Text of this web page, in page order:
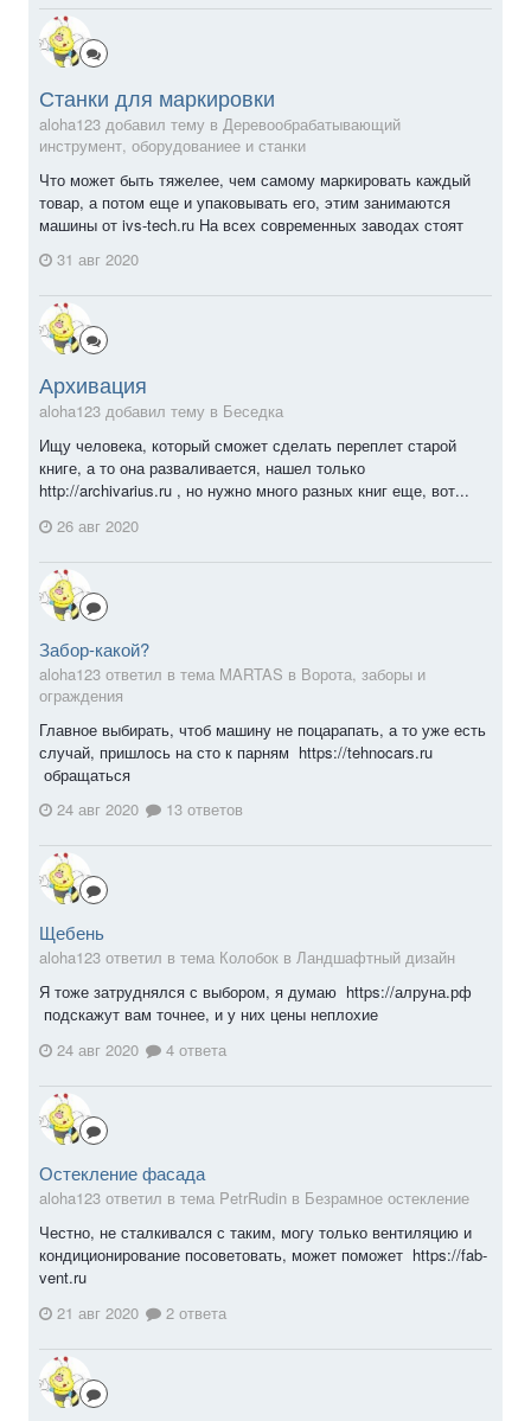
Станки для маркировки
aloha123 добавил тему в Деревообрабатывающий
инструмент, оборудованиее и станки
Что может быть тяжелее, чем самому маркировать каждый
товар, а потом еще и упаковывать его, этим занимаются
машины от ivs-tech.ru На всех современных заводах стоят
31 авг 2020
Архивация
aloha123 добавил тему в Беседка
Ищу человека, который сможет сделать переплет старой
книге, а то она разваливается, нашел только
http://archivarius.ru , но нужно много разных книг еще, вот...
26 авг 2020
Забор-какой?
aloha123 ответил в тема MARTAS в Ворота, заборы и
ограждения
Главное выбирать, чтоб машину не поцарапать, а то уже есть
случай, пришлось на сто к парням https://tehnocars.ru
обращаться
24 авг 2020
13 ответов
Щебень
aloha123 ответил в тема Колобок в Ландшафтный дизайн
Я тоже затруднялся с выбором, я думаю https://алруна.рф
подскажут вам точнее, и у них цены неплохие
24 авг 2020
4 ответа
Остекление фасада
aloha123 ответил в тема PetrRudin в Безрамное остекление
Честно, не сталкивался с таким, могу только вентиляцию и
кондиционирование посоветовать, может поможет https://fab-
vent.ru
21 авг 2020
2 ответа